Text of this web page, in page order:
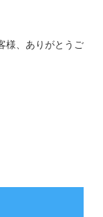
様、ありがとうご